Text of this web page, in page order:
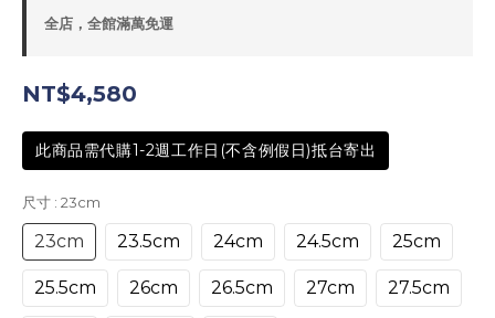
全店，全館滿萬免運
NT$4,580
此商品需代購1-2週工作日(不含例假日)抵台寄出
尺寸 : 23cm
23cm 23.5cm 24cm 24.5cm 25cm
25.5cm 26cm 26.5cm 27cm 27.5cm